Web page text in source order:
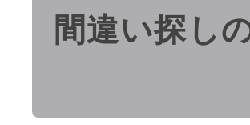
間違い探し